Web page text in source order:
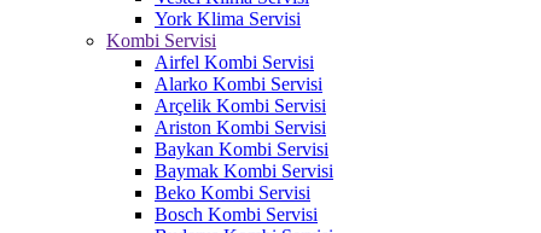
York Klima Servisi
Kombi Servisi
Airfel Kombi Servisi
Alarko Kombi Servisi
Arçelik Kombi Servisi
Ariston Kombi Servisi
Baykan Kombi Servisi
Baymak Kombi Servisi
Beko Kombi Servisi
Bosch Kombi Servisi